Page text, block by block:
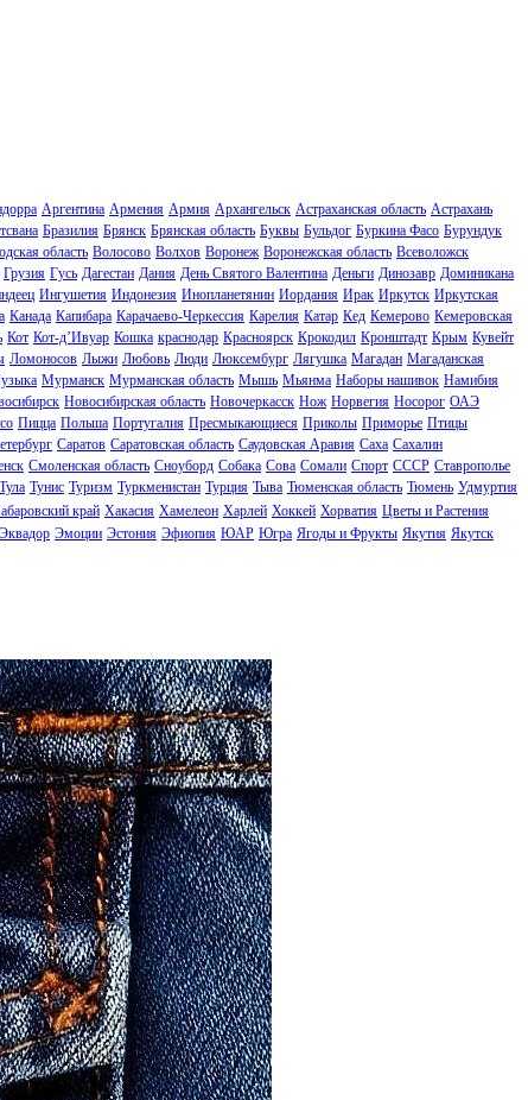
Аргентина Армения Армия Архангельск Астраханская область Астрахань
Бразилия Брянск Брянская область Буквы Бульдог Буркина Фасо Бурундук
область Волосово Волхов Воронеж Воронежская область Всеволожск
Грузия Гусь Дагестан Дания День Святого Валентина Деньги Динозавр Доминикана
Ингушетия Индонезия Инопланетянин Иордания Ирак Иркутск Иркутская
Канада Капибара Карачаево-Черкессия Карелия Катар Кед Кемерово Кемеровская
Кот Кот-д’Ивуар Кошка краснодар Красноярск Крокодил Кронштадт Крым Кувейт
Ломоносов Лыжи Любовь Люди Люксембург Лягушка Магадан Магаданская
Мурманск Мурманская область Мышь Мьянма Наборы нашивок Намибия
Новосибирская область Новочеркасск Нож Норвегия Носорог ОАЭ
Пицца Польша Португалия Пресмыкающиеся Приколы Приморье Птицы
Саратов Саратовская область Саудовская Аравия Саха Сахалин
Смоленская область Сноуборд Собака Сова Сомали Спорт СССР Ставрополье
Тула Тунис Туризм Туркменистан Турция Тыва Тюменская область Тюмень Удмуртия
край Хакасия Хамелеон Харлей Хоккей Хорватия Цветы и Растения
Эквадор Эмоции Эстония Эфиопия ЮАР Югра Ягоды и Фрукты Якутия Якутск